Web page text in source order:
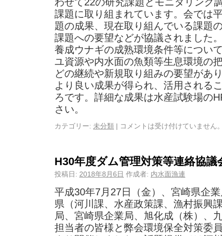
課題に取り組まれています。会では
題の成果、現在取り組んでいる課題
課題への要望などが協議されました
養成ウナギの成熟環境条件等につい
ユ資源や内水面の魚類等生息環境の
どの継続や新規取り組みの要望があ
より良い成果が得られ、活用される
ろです。詳細な成果は水産試験場の
さい。
カテゴリー: 未分類 | コメントは受け付けていません
H30年度ダム管理対策等連絡協議
投稿日: 2018年8月6日 作成者: 内水面漁連
平成30年7月27日（金）、宮崎県企
県（河川課、水産政策課、漁村振興
局、宮崎県企業局、旭化成（株）、
担当者の皆様と弊会環境保全対策委